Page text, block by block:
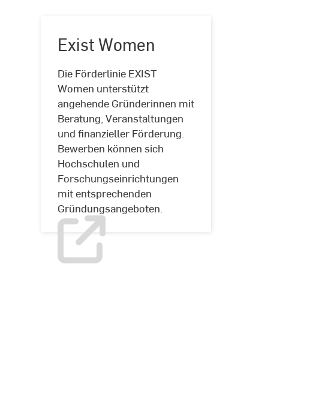
Exist Women
Die Förderlinie EXIST
Women unterstützt
angehende Gründerinnen mit
Beratung, Veranstaltungen
und finanzieller Förderung.
Bewerben können sich
Hochschulen und
Forschungseinrichtungen
mit entsprechenden
Gründungsangeboten.
Exist
Women